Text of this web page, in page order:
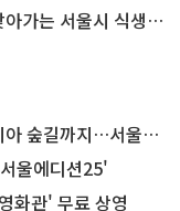
울시 식생활 교육' 현장
지…서울둘레길 15코스
울에디션25'
화관' 무료 상영